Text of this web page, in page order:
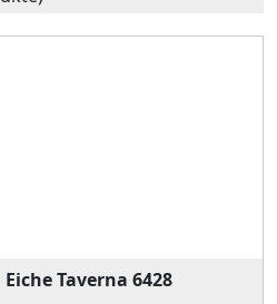
Taverna 6428